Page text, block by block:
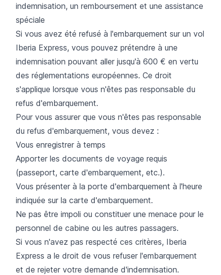
indemnisation, un remboursement et une assistance
spéciale
Si vous avez été refusé à l'embarquement sur un vol
Iberia Express, vous pouvez prétendre à une
indemnisation pouvant aller jusqu'à 600 € en vertu
des réglementations européennes. Ce droit
s'applique lorsque vous n'êtes pas responsable du
refus d'embarquement.
Pour vous assurer que vous n'êtes pas responsable
du refus d'embarquement, vous devez :
Vous enregistrer à temps
Apporter les documents de voyage requis
(passeport, carte d'embarquement, etc.).
Vous présenter à la porte d'embarquement à l'heure
indiquée sur la carte d'embarquement.
Ne pas être impoli ou constituer une menace pour le
personnel de cabine ou les autres passagers.
Si vous n'avez pas respecté ces critères, Iberia
Express a le droit de vous refuser l'embarquement
et de rejeter votre demande d'indemnisation.